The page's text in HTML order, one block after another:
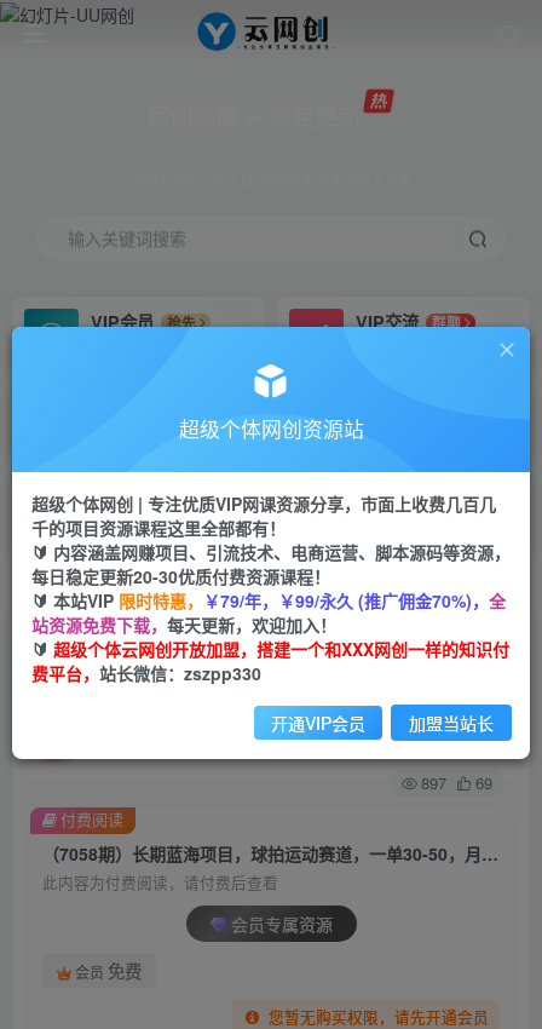
输入关键词搜索
VIP会员
抢先
VIP交流
群聊
研究探讨更多创业项目路子。
会员专属推广链接
招募站长
挂机
项目
脚本卡密
APP下载
GO
首页 创业课程 会员专属 正文
（7058期）长期蓝海项目，球拍运动赛道，一单
30-50，月入2W，小白轻松上手。
关注 私信
897 69
（7058期）长期蓝海项目，球拍运动赛道，一单30-50，月入2W，小白轻松上手。
此内容为付费阅读，请付费后查看
会员专属资源
会员 免费
您暂无购买权限，请先开通会员
付费阅读
超级个体网创资源站
超级个体网创 | 专注优质VIP网课资源分享，市面上收费几百几
千的项目资源课程这里全部都有！
🔰 内容涵盖网赚项目、引流技术、电商运营、脚本源码等资源，
每日稳定更新20-30优质付费资源课程！
🔰 本站VIP 限时特惠， ￥79/年，￥99/永久 (推广佣金70%)， 全
站资源免费下载， 每天更新，欢迎加入！
🔰 超级个体云网创开放加盟，搭建一个和XXX网创一样的知识付
费平台， 站长微信：zszpp330
开通VIP会员 加盟当站长